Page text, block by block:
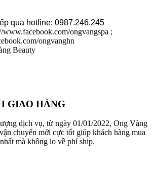
qua hotline: 0987.246.245
www.facebook.com/ongvangspa ;
ongvanghn
Beauty
GIAO HÀNG
dịch vụ, từ ngày 01/01/2022, Ong Vàng
chuyển mới cực tốt giúp khách hàng mua
mà không lo về phí ship.